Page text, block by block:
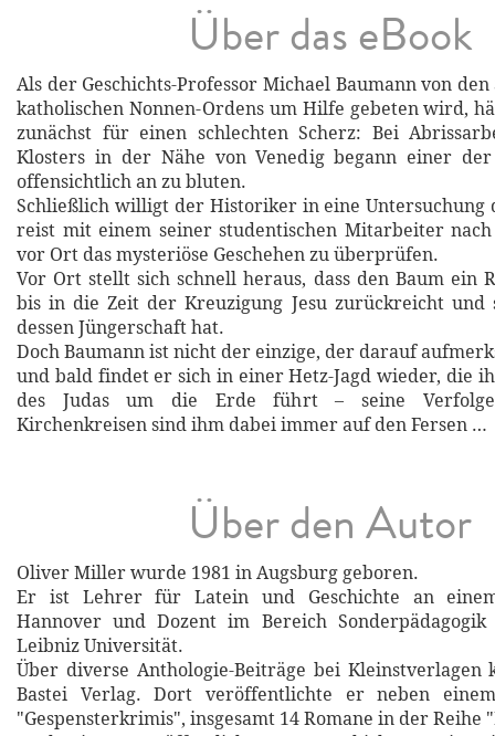
Über das eBook
Als der Geschichts-Professor Michael Baumann von
katholischen Nonnen-Ordens um Hilfe gebeten wird,
zunächst für einen schlechten Scherz: Bei
Klosters in der Nähe von Venedig begann einer
offensichtlich an zu bluten.
Schließlich willigt der Historiker in eine Untersuchung
reist mit einem seiner studentischen Mitarbeiter
vor Ort das mysteriöse Geschehen zu überprüfen.
Vor Ort stellt sich schnell heraus, dass den Baum ein
bis in die Zeit der Kreuzigung Jesu zurückreicht und
dessen Jüngerschaft hat.
Doch Baumann ist nicht der einzige, der darauf
und bald findet er sich in einer Hetz-Jagd wieder, die
des Judas um die Erde führt – seine
Kirchenkreisen sind ihm dabei immer auf den Fersen …
Über den Autor
Oliver Miller wurde 1981 in Augsburg geboren.
Er ist Lehrer für Latein und Geschichte an
Hannover und Dozent im Bereich
Leibniz Universität.
Über diverse Anthologie-Beiträge bei Kleinstverlagen
Bastei Verlag. Dort veröffentlichte er neben
"Gespensterkrimis", insgesamt 14 Romane in der Reihe